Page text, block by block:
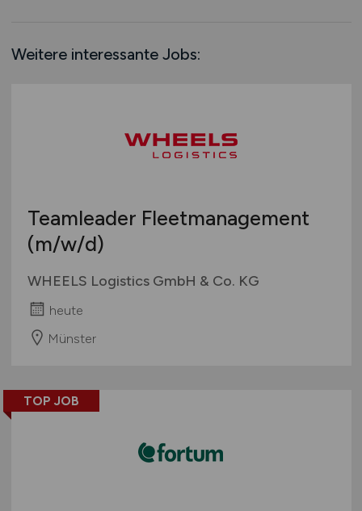
Europa
Weitere interessante Jobs:
Teamleader Fleetmanagement
(m/w/d)
WHEELS Logistics GmbH & Co. KG
heute
Münster
TOP JOB